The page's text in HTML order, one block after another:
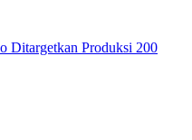
Ditargetkan Produksi 200